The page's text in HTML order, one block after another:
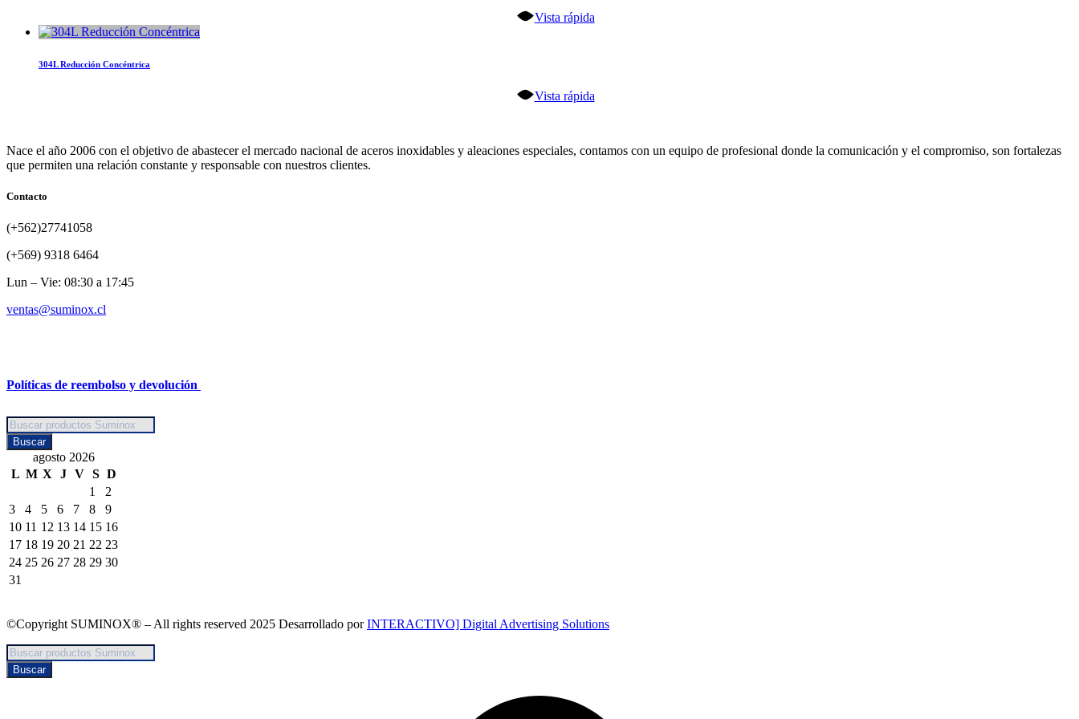
Vista rápida
304L Reducción Concéntrica
Vista rápida
Nace el año 2006 con el objetivo de abastecer el mercado nacional de aceros inoxidables y aleaciones especiales, contamos con un equipo de profesional donde la comunicación y el compromiso, son fortalezas
que permiten una relación constante y responsable con nuestros clientes.
Contacto
(+562)27741058
(+569) 9318 6464
Lun – Vie: 08:30 a 17:45
ventas@suminox.cl
Políticas de reembolso y devolución
Búsqueda
de
productos
Buscar
agosto 2026
L M X J V S D
1
2
3
4 5 6 7 8
9
10 11 12 13 14 15 16
17 18 19 20 21 22 23
24 25 26 27 28 29 30
31
©Copyright SUMINOX® – All rights reserved 2025 Desarrollado porINTERACTIVO] Digital Advertising Solutions
Búsqueda
de
productos
Buscar